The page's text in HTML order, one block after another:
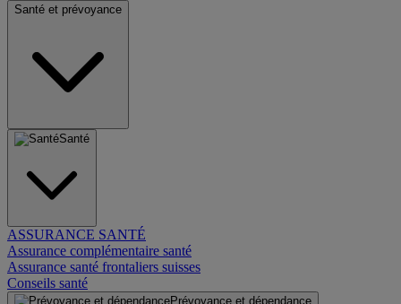
Santé et prévoyance
Santé
ASSURANCE SANTÉ
Assurance complémentaire santé
Assurance santé frontaliers suisses
Conseils santé
Prévoyance et dépendance